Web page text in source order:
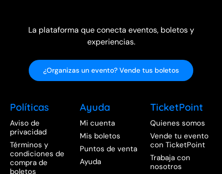
La plataforma que conecta eventos, boletos y
experiencias.
¿Organizas un evento? Vende tus boletos
Políticas
Aviso de
privacidad
Términos y
condiciones de
compra de
boletos
Ayuda
Mi cuenta
Mis boletos
Puntos de venta
Ayuda
TicketPoint
Quienes somos
Vende tu evento
con TicketPoint
Trabaja con
nosotros